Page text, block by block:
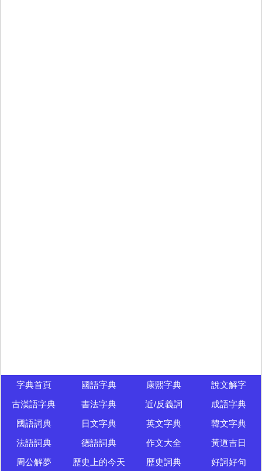
字典首頁 國語字典 康熙字典
說文解字
古漢語字典
書法字典 近/反義詞
成語字典
國語詞典
日文字典 英文字典
韓文字典
法語詞典
德語詞典 作文大全
黃道吉日
周公解夢
歷史上的今天 歷史詞典 好詞好句